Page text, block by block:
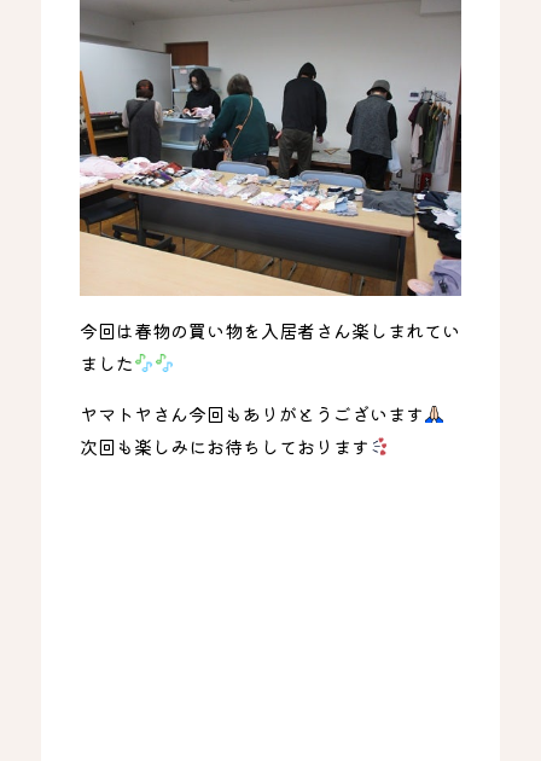
今回は春物の買い物を入居者さん楽しまれてい
ました
ヤマトヤさん今回もありがとうございます
次回も楽しみにお待ちしております